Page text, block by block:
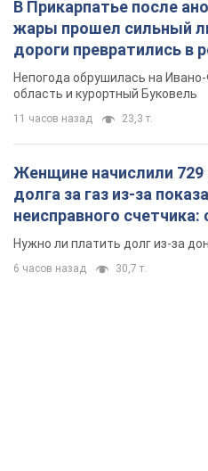
В Прикарпатье после
жары прошел сильный
дороги превратились в
Непогода обрушилась на
область и курортный Буковель
11 часов назад 23,3 т.
Женщине начислили 729
долга за газ из-за
неисправного счетчика:
вынес неожиданное
Нужно ли платить долг из-за
6 часов назад 30,7 т.